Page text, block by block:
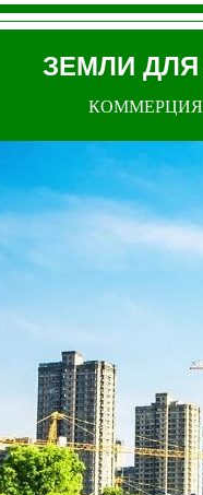
ЗЕМЛИ
КОММЕРЦИЯ